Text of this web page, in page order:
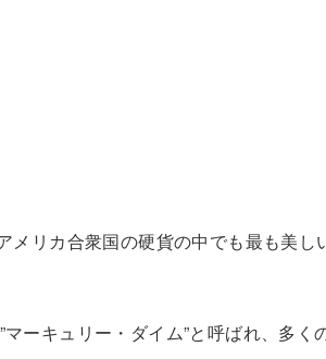
リカ合衆国の硬貨の中でも最も美し
ーキュリー・ダイム”と呼ばれ、多く